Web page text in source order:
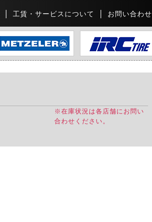
工賃・サービスについて お問い合わせ
※在庫状況は各店舗にお問い
合わせください。